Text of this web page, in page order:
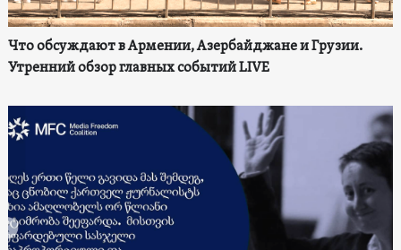
Что обсуждают в Армении, Азербайджане и Грузии.
Утренний обзор главных событий LIVE